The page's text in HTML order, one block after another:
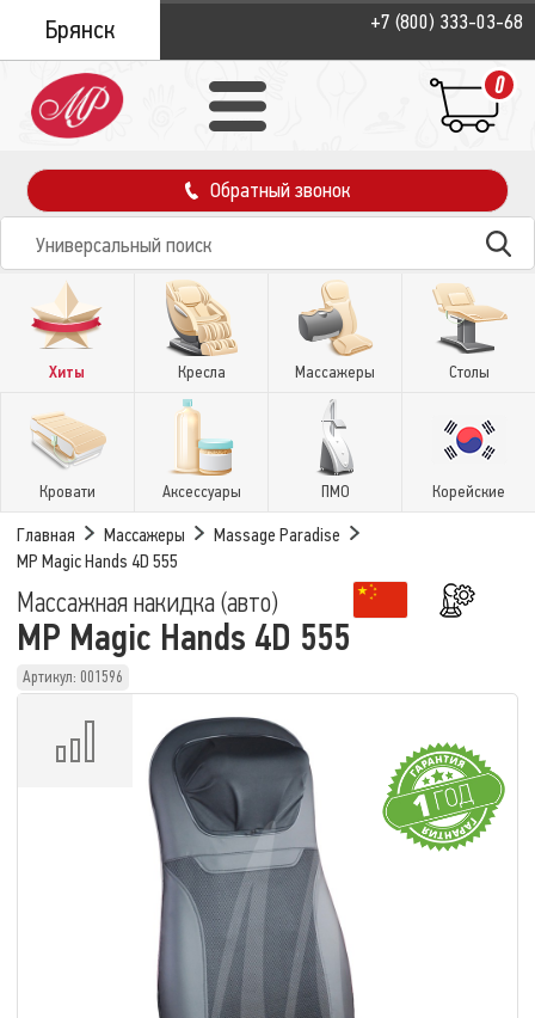
Брянск +7 (800) 333-03-68
0
Обратный звонок
Хиты Кресла Массажеры Столы
Кровати Аксессуары ПМО Корейские
Главная Массажеры
Massage Paradise
MP Magic Hands 4D 555
Массажная накидка (авто)
MP Magic Hands 4D 555
Артикул: 001596